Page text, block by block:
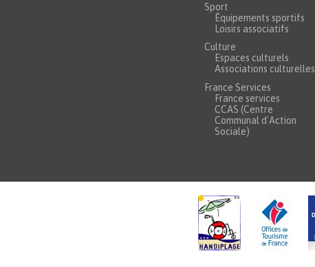
Sport
Équipements sportifs
Loisirs associatifs
Culture
Espaces culturels
Associations culturelles
France Services
France services
CCAS (Centre
Communal d'Action
Sociale)